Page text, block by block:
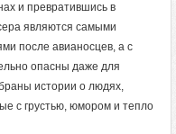
и превратившись в
являются самыми
после авианосцев, а с
опасны даже для
истории о людях,
с грустью, юмором и тепло